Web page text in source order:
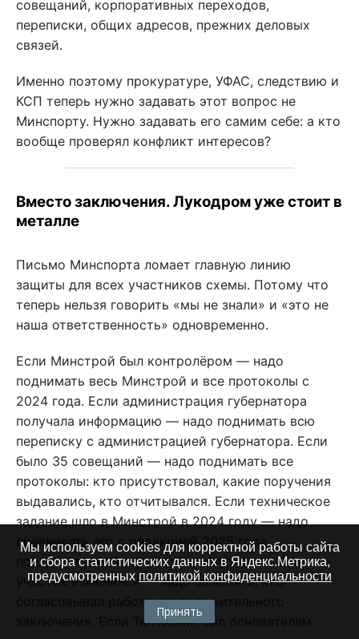
совещаний, корпоративных переходов,
переписки, общих адресов, прежних деловых
связей.
Именно поэтому прокуратуре, УФАС, следствию и
КСП теперь нужно задавать этот вопрос не
Минспорту. Нужно задавать его самим себе: а кто
вообще проверял конфликт интересов?
Вместо заключения. Лукодром уже стоит в
металле
Письмо Минспорта ломает главную линию
защиты для всех участников схемы. Потому что
теперь нельзя говорить «мы не знали» и «это не
наша ответственность» одновременно.
Если Минстрой был контролёром — надо
поднимать весь Минстрой и все протоколы с
2024 года. Если администрация губернатора
получала информацию — надо поднимать всю
переписку с администрацией губернатора. Если
было 35 совещаний — надо поднимать все
протоколы: кто присутствовал, какие поручения
выдавались, кто отчитывался. Если техническое
задание шло в Минстрой в 2024 году — надо
сравнивать его с редакцией 2025 года,
подготовленной с участием «Алюкома». Если
участок изменился — надо выяснять, кто
согласовывал работы до положительного
заключения. Если Тютнюник был основателем
Мы используем cookies для корректной работы сайта
и сбора статистических данных в Яндекс.Метрика,
предусмотренных политикой конфиденциальности
Принять